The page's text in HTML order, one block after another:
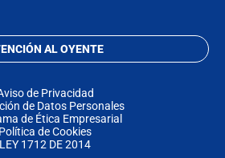
AL OYENTE
de Privacidad
de Datos Personales
de Ética Empresarial
Política de Cookies
LEY 1712 DE 2014